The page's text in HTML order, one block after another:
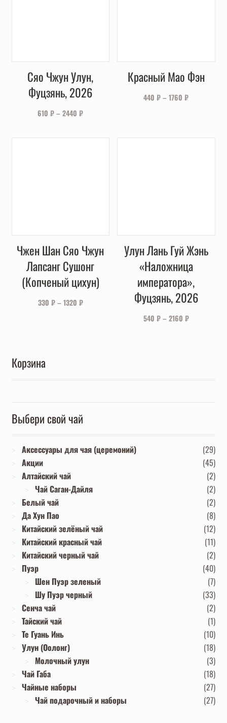
Сяо Чжун Улун,
Фуцзянь, 2026
610₽–2440₽
Красный Мао Фэн
440₽–1760₽
Чжен Шан Сяо Чжун
Лапсанг Сушонг
(Копченый цихун)
330 ₽–1320 ₽
Улун Лань Гуй Жэнь
«Наложница
императора»,
Фуцзянь, 2026
540 ₽–2160 ₽
Корзина
Выбери свой чай
Аксессуары для чая (церемоний)
(29)
Акции
(45)
Алтайский чай
(2)
Чай Саган-Дайля
(2)
Белый чай
(2)
Да Хун Пао
(8)
Китайский зелёный чай
(12)
Китайский красный чай
(11)
Китайский черный чай
(2)
Пуэр
(40)
Шен Пуэр зеленый
(7)
Шу Пуэр черный
(33)
Сенча чай
(2)
Тайский чай
(1)
Те Гуань Инь
(10)
Улун (Оолонг)
(18)
Молочный улун
(3)
Чай Габа
(18)
Чайные наборы
(27)
Чай подарочный и наборы
(27)